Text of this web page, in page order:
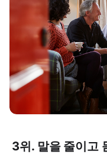
3위. 말을 줄이고